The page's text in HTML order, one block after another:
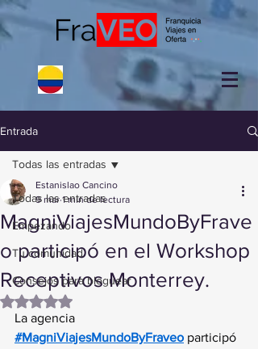
Entrada
Todas las entradas
Empezando
Tu comunidad
Consejos para bloguear
Todas las entradas
MagniViajesMundoByFrave
o participó en el Workshop
Receptivos Monterrey.
Estanislao Cancino
9 mar 1 min de lectura
Obtuvo NaN de 5 estrellas.
La agencia
#MagniViajesMundoByFraveo participó